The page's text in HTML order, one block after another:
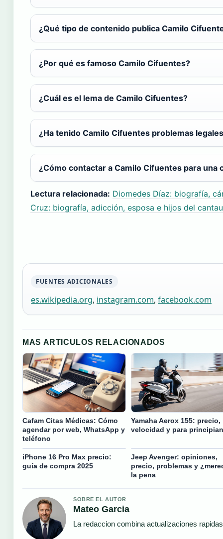
¿Qué tipo de contenido publica Camilo
¿Por qué es famoso Camilo Cifuentes?
¿Cuál es el lema de Camilo Cifuentes?
¿Ha tenido Camilo Cifuentes problemas
¿Cómo contactar a Camilo Cifuentes para una
Lectura relacionada: Diomedes Díaz: biografía,
Cruz: biografía, adicción, esposa e hijos del
FUENTES ADICIONALES
es.wikipedia.org, instagram.com, facebook.com
MAS ARTICULOS RELACIONADOS
Cafam Citas Médicas: Cómo
agendar por web, WhatsApp y
teléfono
Yamaha Aerox 155: precio,
velocidad y para
iPhone 16 Pro Max precio:
guía de compra 2025
Jeep Avenger: opiniones,
precio, problemas y
la pena
SOBRE EL AUTOR
Mateo Garcia
La redaccion combina actualizaciones